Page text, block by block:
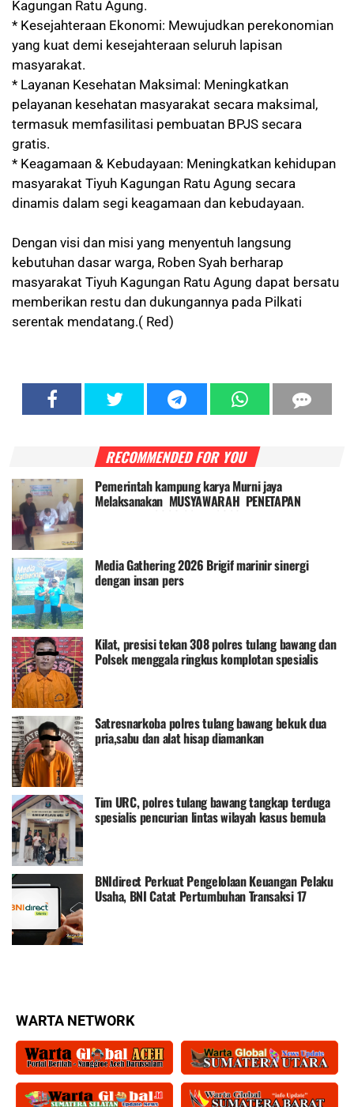
Kagungan Ratu Agung.
* Kesejahteraan Ekonomi: Mewujudkan perekonomian
yang kuat demi kesejahteraan seluruh lapisan
masyarakat.
* Layanan Kesehatan Maksimal: Meningkatkan
pelayanan kesehatan masyarakat secara maksimal,
termasuk memfasilitasi pembuatan BPJS secara
gratis.
* Keagamaan & Kebudayaan: Meningkatkan kehidupan
masyarakat Tiyuh Kagungan Ratu Agung secara
dinamis dalam segi keagamaan dan kebudayaan.
Dengan visi dan misi yang menyentuh langsung
kebutuhan dasar warga, Roben Syah berharap
masyarakat Tiyuh Kagungan Ratu Agung dapat bersatu
memberikan restu dan dukungannya pada Pilkati
serentak mendatang.( Red)
RECOMMENDED FOR YOU
Pemerintah kampung karya Murni jaya
Melaksanakan MUSYAWARAH PENETAPAN
APBDes T.A 2026 22 juli 2026
Media Gathering 2026 Brigif marinir sinergi
dengan insan pers
Kilat, presisi tekan 308 polres tulang bawang dan
Polsek menggala ringkus komplotan spesialis
pencurian rumah ibadah
Satresnarkoba polres tulang bawang bekuk dua
pria,sabu dan alat hisap diamankan
Tim URC, polres tulang bawang tangkap terduga
spesialis pencurian lintas wilayah kasus bemula
BNIdirect Perkuat Pengelolaan Keuangan Pelaku
Usaha, BNI Catat Pertumbuhan Transaksi 17
WARTA NETWORK